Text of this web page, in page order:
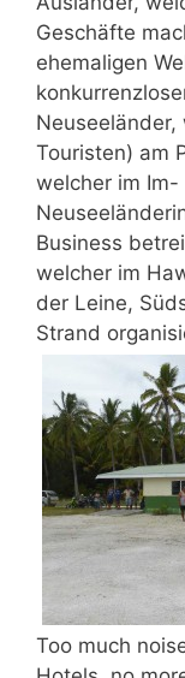
Geschäfte
ehemaligen
Touristen) am
welcher im
Business
welcher im
der Leine,
Strand
Too much